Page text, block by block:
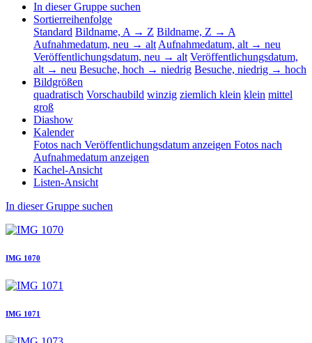
In dieser Gruppe suchen
Sortierreihenfolge
Standard Bildname, A → Z Bildname, Z → A
Aufnahmedatum, neu → alt Aufnahmedatum, alt → neu
Veröffentlichungsdatum, neu → alt Veröffentlichungsdatum,
alt → neu Besuche, hoch → niedrig Besuche, niedrig → hoch
Bildgrößen
quadratisch Vorschaubild winzig ziemlich klein klein mittel
groß
Diashow
Kalender
Fotos nach Veröffentlichungsdatum anzeigen Fotos nach
Aufnahmedatum anzeigen
Kachel-Ansicht
Listen-Ansicht
In dieser Gruppe suchen
IMG 1070
IMG 1071